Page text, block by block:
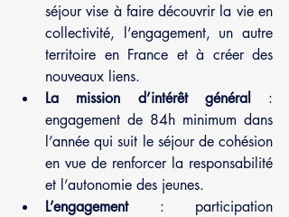
séjour vise à faire découvrir la vie en
collectivité, l’engagement, un autre
territoire en France et à créer des
nouveaux liens.
La mission d’intérêt général :
engagement de 84h minimum dans
l’année qui suit le séjour de cohésion
en vue de renforcer la responsabilité
et l’autonomie des jeunes.
L’engagement : participation